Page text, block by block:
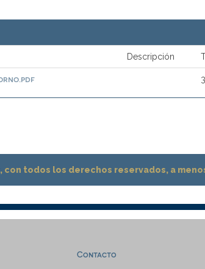
Descripción
todos los derechos reservados, a
Contacto